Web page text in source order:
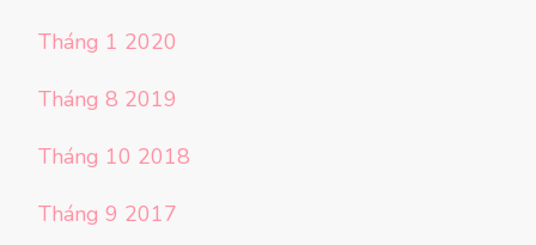
Tháng 1 2020
Tháng 8 2019
Tháng 10 2018
Tháng 9 2017